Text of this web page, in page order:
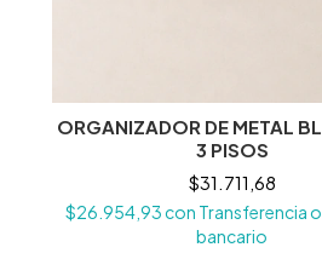
ORGANIZADOR DE METAL
3 PISOS
$31.711,68
$26.954,93con Transferencia
bancario